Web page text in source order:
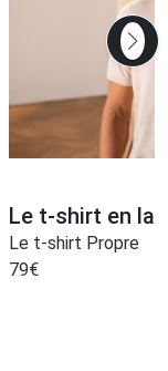
Le t-shirt en
Le t-shirt Propre
79€